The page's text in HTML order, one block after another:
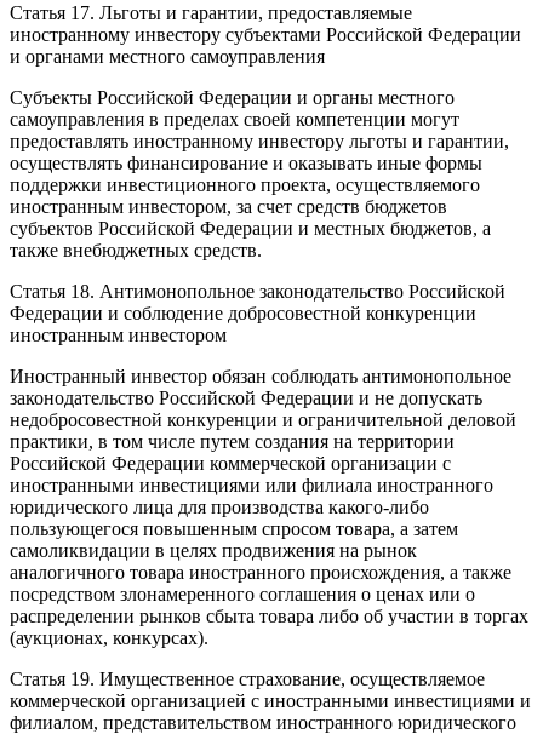
Статья 17. Льготы и гарантии, предоставляемые
иностранному инвестору субъектами Российской Федерации
и органами местного самоуправления
Субъекты Российской Федерации и органы местного
самоуправления в пределах своей компетенции могут
предоставлять иностранному инвестору льготы и гарантии,
осуществлять финансирование и оказывать иные формы
поддержки инвестиционного проекта, осуществляемого
иностранным инвестором, за счет средств бюджетов
субъектов Российской Федерации и местных бюджетов, а
также внебюджетных средств.
Статья 18. Антимонопольное законодательство Российской
Федерации и соблюдение добросовестной конкуренции
иностранным инвестором
Иностранный инвестор обязан соблюдать антимонопольное
законодательство Российской Федерации и не допускать
недобросовестной конкуренции и ограничительной деловой
практики, в том числе путем создания на территории
Российской Федерации коммерческой организации с
иностранными инвестициями или филиала иностранного
юридического лица для производства какого-либо
пользующегося повышенным спросом товара, а затем
самоликвидации в целях продвижения на рынок
аналогичного товара иностранного происхождения, а также
посредством злонамеренного соглашения о ценах или о
распределении рынков сбыта товара либо об участии в торгах
(аукционах, конкурсах).
Статья 19. Имущественное страхование, осуществляемое
коммерческой организацией с иностранными инвестициями и
филиалом, представительством иностранного юридического